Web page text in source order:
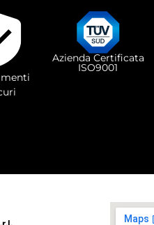
Azienda Certificata
ISO9001